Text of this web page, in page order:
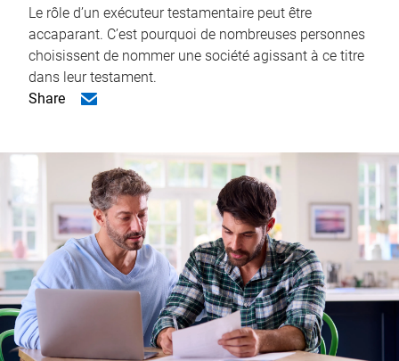
Le rôle d’un exécuteur testamentaire peut être
accaparant. C’est pourquoi de nombreuses personnes
choisissent de nommer une société agissant à ce titre
dans leur testament.
Share